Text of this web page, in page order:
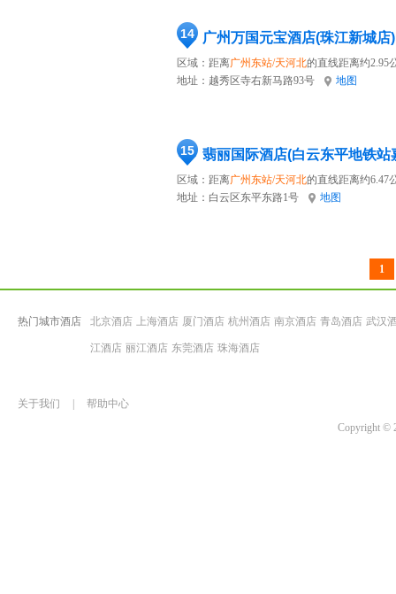
14 广州万国元宝酒店(珠江新城店)
区域：距离广州东站/天河北的直线距离约2.95
地址： 越秀区寺右新马路93号 地图
15 翡丽国际酒店(白云东平地铁站
区域：距离广州东站/天河北的直线距离约6.47
地址： 白云区东平东路1号 地图
1
热门城市酒店 北京酒店 上海酒店 厦门酒店 杭州酒店 南京酒店 青岛酒店 武汉
江酒店 丽江酒店 东莞酒店 珠海酒店
关于我们
帮助中心
Copyright ©